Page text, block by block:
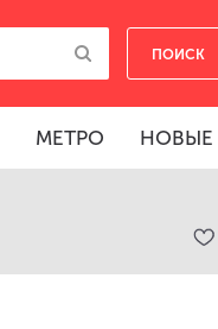
МЕТРО НОВЫЕ